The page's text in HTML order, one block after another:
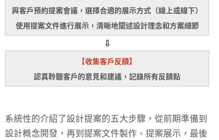
與客戶預約提案會議，選擇合適的展示方式（線上或線下）
使用提案文件進行展示，清晰地闡述設計理念和方案細節
⇩
【收集客戶反饋】
認真聆聽客戶的意見和建議，記錄所有反饋點
系統性的介紹了設計提案的五大步驟，從前期準備到
設計概念開發，再到提案文件製作、提案展示，最後